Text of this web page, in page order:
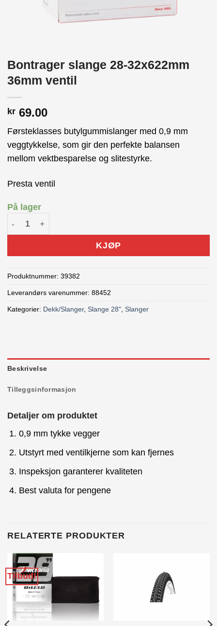
Bontrager slange 28-32x622mm
36mm ventil
kr 69.00
Førsteklasses butylgummislanger med 0,9 mm
veggtykkelse, som gir den perfekte balansen
mellom vektbesparelse og slitestyrke.
Presta ventil
På lager
Bontrager slange 28-32x622mm 36mm ventil antall
KJØP
Produktnummer: 39382
Leverandørs varenummer: 88452
Kategorier: Dekk/Slanger, Slange 28" Slanger
Beskrivelse
Tilleggsinformasjon
Detaljer om produktet
0,9 mm tykke vegger
Utstyrt med ventilkjerne som kan fjernes
Inspeksjon garanterer kvaliteten
Best valuta for pengene
RELATERTE PRODUKTER
Tilbud!